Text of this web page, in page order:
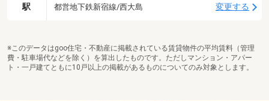
駅 都営地下鉄新宿線/西大島 変更する
※このデータはgoo住宅・不動産に掲載されている賃貸物件の平均賃料（管理
費・駐車場代などを除く）を算出したものです。ただしマンション・アパー
ト・一戸建てともに10戸以上の掲載があるものについてのみ対象とします。